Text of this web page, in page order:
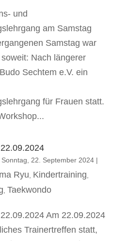
und
am Samstag
Samstag war
Nach längerer
Sechtem e.V. ein
für Frauen statt.
Sonntag, 22. September 2024|
Ryu Kindertraining
Taekwondo
Am 22.09.2024
Trainertreffen statt,